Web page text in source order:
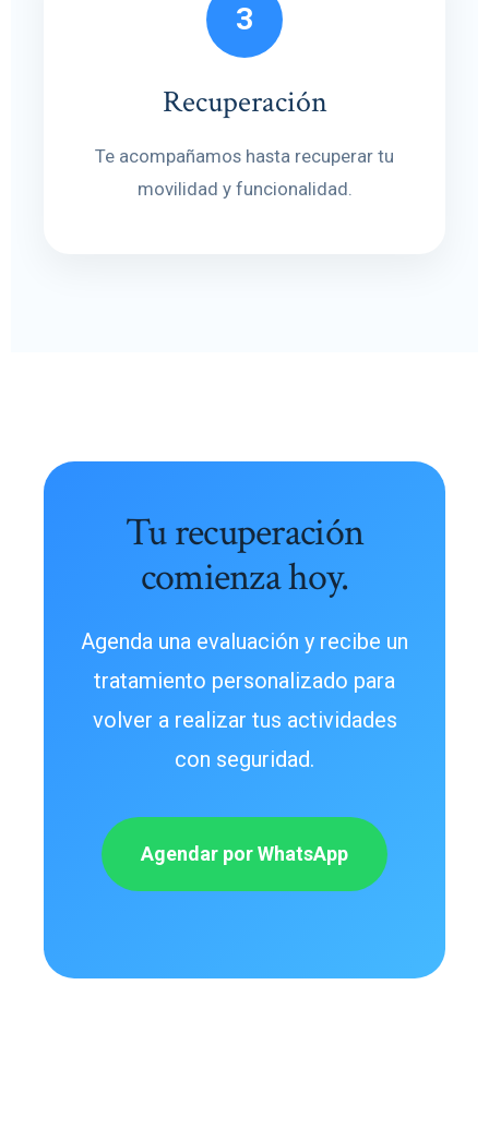
3
Recuperación
Te acompañamos hasta recuperar tu
movilidad y funcionalidad.
Tu recuperación
comienza hoy.
Agenda una evaluación y recibe un
tratamiento personalizado para
volver a realizar tus actividades
con seguridad.
Agendar por WhatsApp